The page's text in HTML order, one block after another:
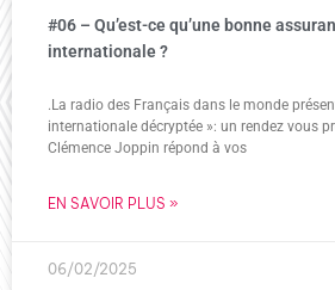
#06 – Qu’est-ce qu’une bonne
internationale ?
.La radio des Français dans le monde
internationale décryptée »: un rendez vous
Clémence Joppin répond à vos
EN SAVOIR PLUS »
06/02/2025